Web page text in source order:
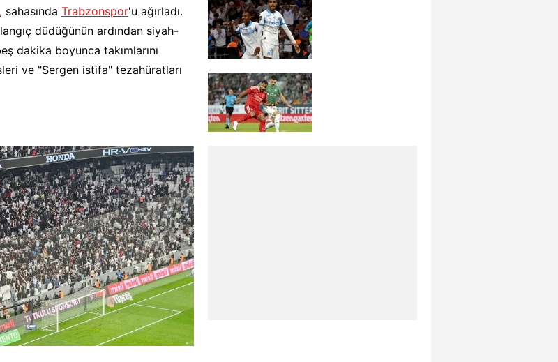
, sahasında Trabzonspor'u ağırladı.
düdüğünün ardından siyah-
dakika boyunca takımlarını
ve "Sergen istifa" tezahüratları